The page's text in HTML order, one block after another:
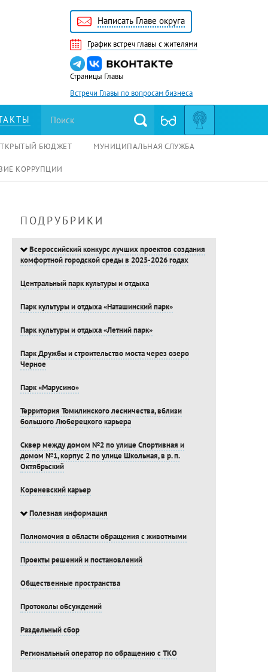
Написать Главе округа
График встреч главы с жителями
Страницы Главы
Встречи Главы по вопросам бизнеса
БЮДЖЕТ МУНИЦИПАЛЬНАЯ СЛУЖБА
КОРРУПЦИИ
ПОДРУБРИКИ
Всероссийский конкурс лучших проектов создания
комфортной городской среды в 2025-2026 годах
Центральный парк культуры и отдыха
Парк культуры и отдыха «Наташинский парк»
Парк культуры и отдыха «Летний парк»
Парк Дружбы и строительство моста через озеро
Черное
Парк «Марусино»
Территория Томилинского лесничества, вблизи
большого Люберецкого карьера
Сквер между домом №2 по улице Спортивная и
домом №1, корпус 2 по улице Школьная, в р. п.
Октябрьский
Кореневский карьер
Полезная информация
Полномочия в области обращения с животными
Проекты решений и постановлений
Общественные пространства
Протоколы обсуждений
Раздельный сбор
Региональный оператор по обращению с ТКО